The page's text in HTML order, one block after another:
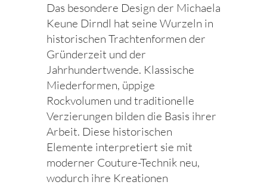
Das besondere Design der Michaela
Keune Dirndl hat seine Wurzeln in
historischen Trachtenformen der
Gründerzeit und der
Jahrhundertwende. Klassische
Miederformen, üppige
Rockvolumen und traditionelle
Verzierungen bilden die Basis ihrer
Arbeit. Diese historischen
Elemente interpretiert sie mit
moderner Couture-Technik neu,
wodurch ihre Kreationen